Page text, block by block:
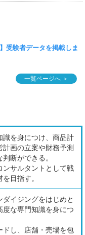
受験者データを掲載しま
一覧ページへ ＞
識を身につけ、商品計
画の立案や財務予測
断ができる。
ンサルタントとして戦
目指す。
イジングをはじめと
な専門知識を身につ
ドし、店舗・売場を包